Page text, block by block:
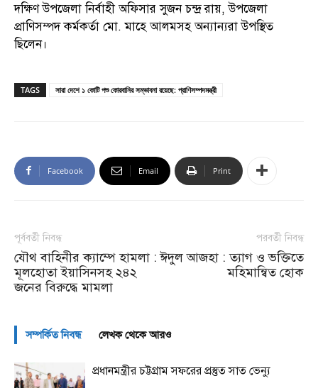
দক্ষিণ উপজেলা নির্বাহী অফিসার সুজন চন্দ্র রায়, উপজেলা
প্রাণিসম্পদ কর্মকর্তা মো. মাহে আলমসহ অন্যান্যরা উপস্থিত
ছিলেন।
TAGS সারা দেশে ১ কোটি পশু কোরবানির সম্ভাবনা রয়েছে: প্রাণিসম্পদমন্ত্রী
Facebook Email Print
পূর্ববর্তী নিবন্ধ
যৌথ বাহিনীর ক্যাম্পে হামলা :
মূলহোতা ইয়াসিনসহ ২৪২
জনের বিরুদ্ধে মামলা
পরবর্তী নিবন্ধ
ঈদুল আজহা : ত্যাগ ও ভক্তিতে
মহিমান্বিত হোক
সম্পর্কিত নিবন্ধ লেখক থেকে আরও
প্রধানমন্ত্রীর চট্টগ্রাম সফরের প্রস্তুত সাত ভেন্যু